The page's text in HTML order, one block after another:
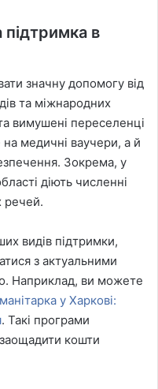
підтримка в
значну допомогу від
та міжнародних
вимушені переселенці
медичні ваучери, а й
Зокрема, у
діють численні
речей.
видів підтримки,
з актуальними
Наприклад, ви можете
у Харкові:
. Такі програми
кошти